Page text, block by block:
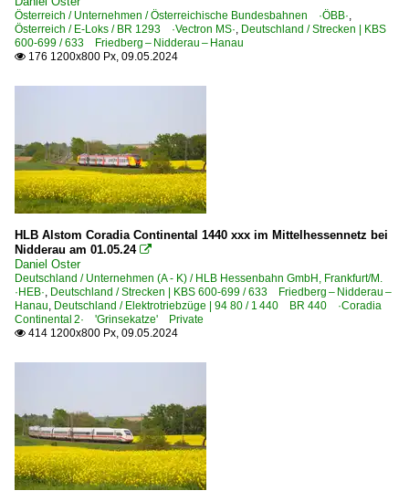
Österreich / Unternehmen / Österreichische Bundesbahnen ·ÖBB·,
Österreich / E-Loks / BR 1293 ·Vectron MS·, Deutschland / Strecken | KBS
600-699 / 633 Friedberg – Nidderau – Hanau
 176 1200x800 Px, 09.05.2024
HLB Alstom Coradia Continental 1440 xxx im Mittelhessennetz bei
Nidderau am 01.05.24 
Daniel Oster
Deutschland / Unternehmen (A - K) / HLB Hessenbahn GmbH, Frankfurt/M.
·HEB·, Deutschland / Strecken | KBS 600-699 / 633 Friedberg – Nidderau –
Hanau, Deutschland / Elektrotriebzüge | 94 80 / 1 440 BR 440 ·Coradia
Continental 2· 'Grinsekatze' Private
 414 1200x800 Px, 09.05.2024